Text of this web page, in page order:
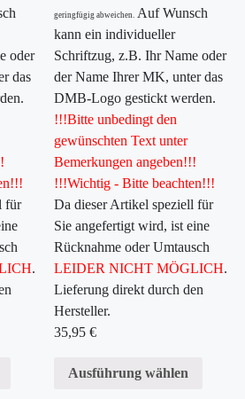
oder
das
für
.
geringfügig abweichen. Auf Wunsch
kann ein individueller
Schriftzug, z.B. Ihr Name oder
der Name Ihrer MK, unter das
DMB-Logo gestickt werden.
!!!Bitte unbedingt den
gewünschten Text unter
Bemerkungen angeben!!!
!!!Wichtig - Bitte beachten!!!
Da dieser Artikel speziell für
Sie angefertigt wird, ist eine
Rücknahme oder Umtausch
LEIDER NICHT MÖGLICH.
Lieferung direkt durch den
Hersteller.
35,95€
Ausführung wählen